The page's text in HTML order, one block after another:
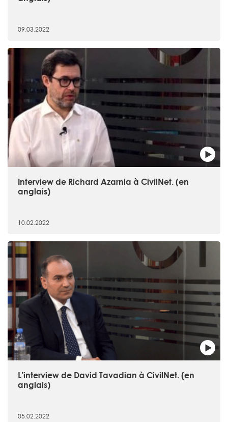
09.03.2022
Interview de Richard Azarnia à CivilNet. (en
anglais)
10.02.2022
L’interview de David Tavadian à CivilNet. (en
anglais)
05.02.2022